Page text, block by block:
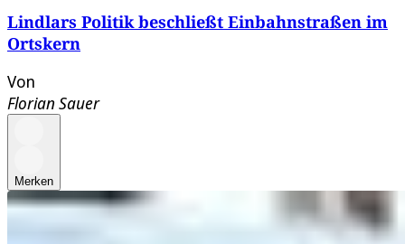
Lindlars Politik beschließt Einbahnstraßen im
Ortskern
Von
Florian Sauer
Merken